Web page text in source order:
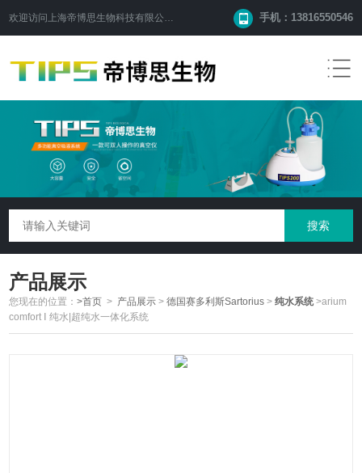
欢迎访问 上海帝博思生物科技有限公司 手机：13816550546
产品展示
您现在的位置：>首页 > 产品展示 >德国赛多利斯Sartorius >纯水系统 >arium
comfort Ⅰ 纯水|超纯水一体化系统